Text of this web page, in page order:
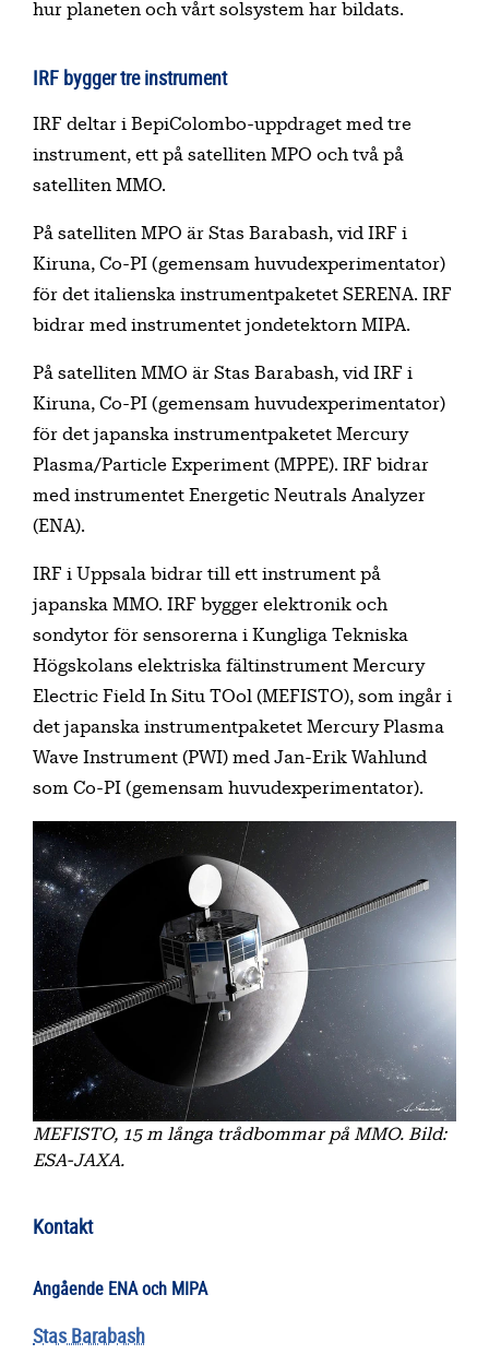
hur planeten och vårt solsystem har bildats.
IRF bygger tre instrument
IRF deltar i BepiColombo-uppdraget med tre
instrument, ett på satelliten MPO och två på
satelliten MMO.
På satelliten MPO är Stas Barabash, vid IRF i
Kiruna, Co-PI (gemensam huvudexperimentator)
för det italienska instrumentpaketet SERENA. IRF
bidrar med instrumentet jondetektorn MIPA.
På satelliten MMO är Stas Barabash, vid IRF i
Kiruna, Co-PI (gemensam huvudexperimentator)
för det japanska instrumentpaketet Mercury
Plasma/Particle Experiment (MPPE). IRF bidrar
med instrumentet Energetic Neutrals Analyzer
(ENA).
IRF i Uppsala bidrar till ett instrument på
japanska MMO. IRF bygger elektronik och
sondytor för sensorerna i Kungliga Tekniska
Högskolans elektriska fältinstrument Mercury
Electric Field In Situ TOol (MEFISTO), som ingår i
det japanska instrumentpaketet Mercury Plasma
Wave Instrument (PWI) med Jan-Erik Wahlund
som Co-PI (gemensam huvudexperimentator).
MEFISTO, 15 m långa trådbommar på MMO. Bild:
ESA-JAXA.
Kontakt
Angående ENA och MIPA
Stas Barabash